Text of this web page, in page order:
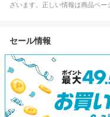
ざいます。正しい情報は商品ペー
セール情報